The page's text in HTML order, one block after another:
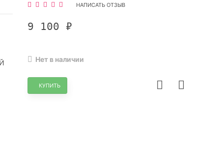
НАПИСАТЬ ОТЗЫВ
9 100 ₽
Нет в наличии
КУПИТЬ